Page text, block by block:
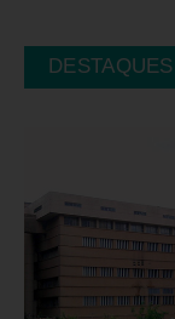
DESTAQUES